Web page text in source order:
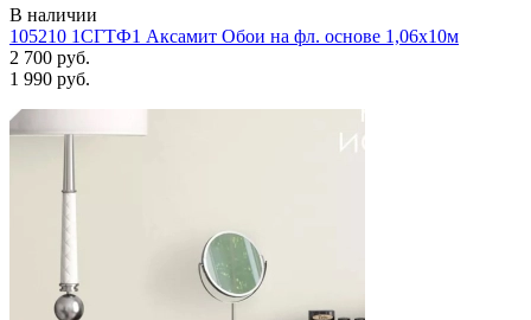
В наличии
105210 1СГТФ1 Аксамит Обои на фл. основе 1,06х10м
2 700 руб.
1 990 руб.